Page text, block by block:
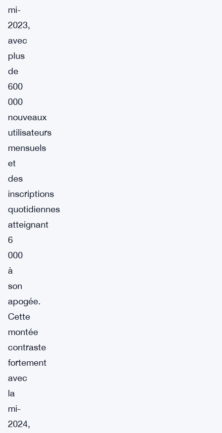
mi-
2023,
avec
plus
de
600
000
nouveaux
utilisateurs
mensuels
et
des
inscriptions
quotidiennes
atteignant
6
000
à
son
apogée.
Cette
montée
contraste
fortement
avec
la
mi-
2024,